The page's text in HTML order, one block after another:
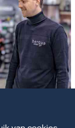
energieadvies